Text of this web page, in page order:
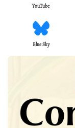
YouTube
Blue Sky